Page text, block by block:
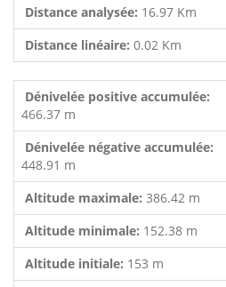
Distance analysée: 16.97 Km
Distance linéaire: 0.02 Km
Dénivelée positive accumulée:
466.37 m
Dénivelée négative accumulée:
448.91 m
Altitude maximale: 386.42 m
Altitude minimale: 152.38 m
Altitude initiale: 153 m